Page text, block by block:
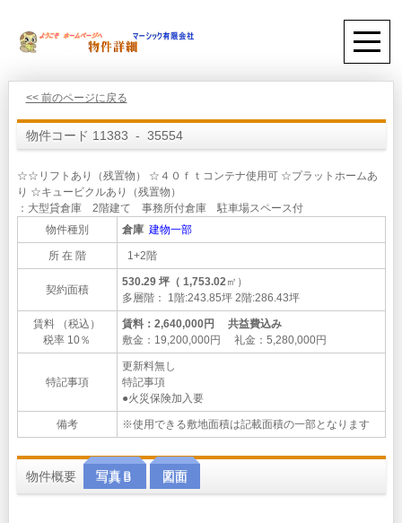
<< 前のページに戻る
物件コード 11383 - 35554
☆☆リフトあり（残置物） ☆４０ｆｔコンテナ使用可 ☆プラットホームあ
り ☆キュービクルあり（残置物）
：大型貸倉庫 2階建て 事務所付倉庫 駐車場スペース付
物件種別
倉庫 建物一部
所 在 階 1+2階
契約面積
530.29 坪（ 1,753.02 ㎡）
多層階： 1階:243.85坪 2階:286.43坪
賃料 （税込）
税率 10％
賃料：2,640,000円 共益費込み
敷金：19,200,000円 礼金：5,280,000円
特記事項
更新料無し
特記事項
●火災保険加入要
備考 ※使用できる敷地面積は記載面積の一部となります
物件概要 写真Ｂ 図面